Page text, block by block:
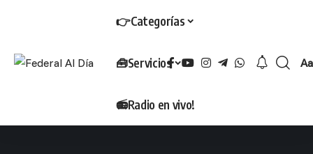
👉Categorías
🧰Servicios
📻Radio en vivo!
Aa